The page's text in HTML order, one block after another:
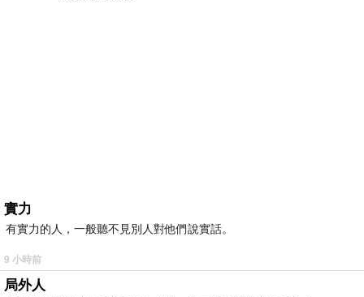
實力
有實力的人，一般聽不見別人對他們說實話。
9 小時前
局外人